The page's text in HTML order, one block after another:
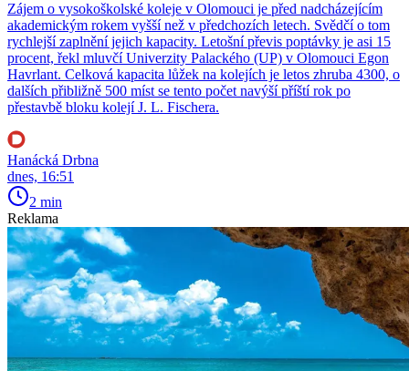
Zájem o vysokoškolské koleje v Olomouci je před nadcházejícím
akademickým rokem vyšší než v předchozích letech. Svědčí o tom
rychlejší zaplnění jejich kapacity. Letošní převis poptávky je asi 15
procent, řekl mluvčí Univerzity Palackého (UP) v Olomouci Egon
Havrlant. Celková kapacita lůžek na kolejích je letos zhruba 4300, o
dalších přibližně 500 míst se tento počet navýší příští rok po
přestavbě bloku kolejí J. L. Fischera.
Hanácká Drbna
dnes, 16:51
2 min
Reklama